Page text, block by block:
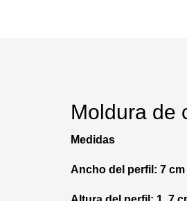
Moldura de
Medidas
Ancho del perfil: 7 cm